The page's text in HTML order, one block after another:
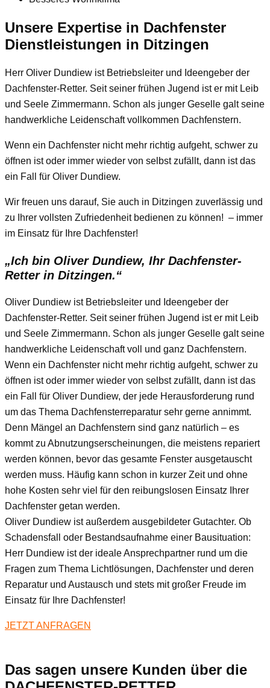
Unsere Expertise in Dachfenster
Dienstleistungen in Ditzingen
Herr Oliver Dundiew ist Betriebsleiter und Ideengeber der
Dachfenster-Retter. Seit seiner frühen Jugend ist er mit Leib
und Seele Zimmermann. Schon als junger Geselle galt seine
handwerkliche Leidenschaft vollkommen Dachfenstern.
Wenn ein Dachfenster nicht mehr richtig aufgeht, schwer zu
öffnen ist oder immer wieder von selbst zufällt, dann ist das
ein Fall für Oliver Dundiew.
Wir freuen uns darauf, Sie auch in Ditzingen zuverlässig und
zu Ihrer vollsten Zufriedenheit bedienen zu können! – immer
im Einsatz für Ihre Dachfenster!
„Ich bin Oliver Dundiew, Ihr Dachfenster-
Retter in Ditzingen.“
Oliver Dundiew ist Betriebsleiter und Ideengeber der
Dachfenster-Retter. Seit seiner frühen Jugend ist er mit Leib
und Seele Zimmermann. Schon als junger Geselle galt seine
handwerkliche Leidenschaft voll und ganz Dachfenstern.
Wenn ein Dachfenster nicht mehr richtig aufgeht, schwer zu
öffnen ist oder immer wieder von selbst zufällt, dann ist das
ein Fall für Oliver Dundiew, der jede Herausforderung rund
um das Thema Dachfensterreparatur sehr gerne annimmt.
Denn Mängel an Dachfenstern sind ganz natürlich – es
kommt zu Abnutzungserscheinungen, die meistens repariert
werden können, bevor das gesamte Fenster ausgetauscht
werden muss. Häufig kann schon in kurzer Zeit und ohne
hohe Kosten sehr viel für den reibungslosen Einsatz Ihrer
Dachfenster getan werden.
Oliver Dundiew ist außerdem ausgebildeter Gutachter. Ob
Schadensfall oder Bestandsaufnahme einer Bausituation:
Herr Dundiew ist der ideale Ansprechpartner rund um die
Fragen zum Thema Lichtlösungen, Dachfenster und deren
Reparatur und Austausch und stets mit großer Freude im
Einsatz für Ihre Dachfenster!
JETZT ANFRAGEN
Das sagen unsere Kunden über die